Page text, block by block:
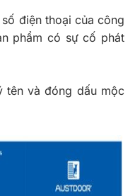
điện thoại của công
phẩm có sự cố phát
tên và đóng dấu mộc